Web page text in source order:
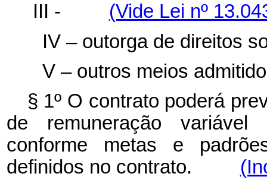
III -
(Vide Lei nº
IV – outorga de direitos
V – outros meios
§ 1º O contrato poderá
de remuneração
conforme metas e
definidos no contrato.